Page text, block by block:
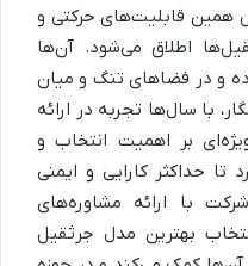
همین قابلیت‌های حرکتی و
اطلاق می‌شود. آن‌ها
و در فضاهای تنگ و میان
با سال‌ها تجربه در ارائه
بر اهمیت انتخاب و
حداکثر کارایی و ایمنی
با ارائه مشاوره‌های
بهترین مدل جرثقیل